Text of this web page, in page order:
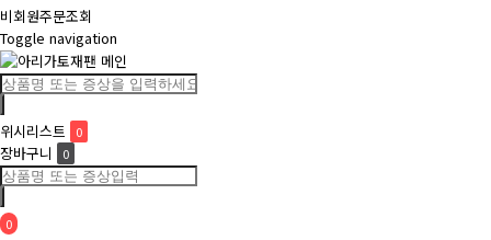
비회원주문조회
Toggle navigation
위시리스트 0
장바구니 0
0